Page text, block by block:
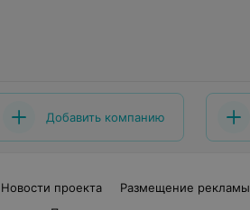
Добавить компанию
Новости проекта Размещение рекламы